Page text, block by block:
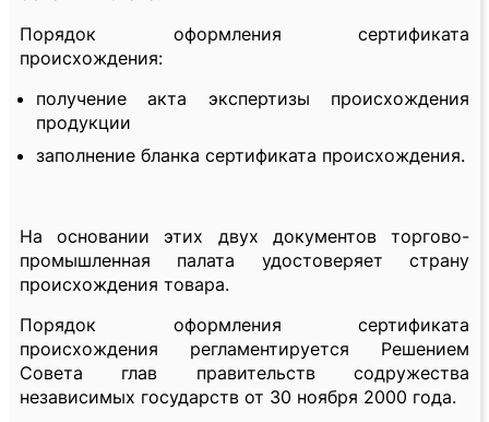
Порядок оформления сертификата
происхождения:
получение акта экспертизы происхождения
продукции
заполнение бланка сертификата происхождения.
На основании этих двух документов торгово-
промышленная палата удостоверяет страну
происхождения товара.
Порядок оформления сертификата
происхождения регламентируется Решением
Совета глав правительств содружества
независимых государств от 30 ноября 2000 года.